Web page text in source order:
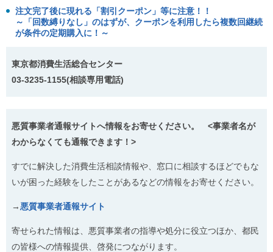
注文完了後に現れる「割引クーポン」等に注意！！
～「回数縛りなし」のはずが、クーポンを利用したら複数回継続
が条件の定期購入に！～
東京都消費生活総合センター
03-3235-1155(相談専用電話)
悪質事業者通報サイトへ情報をお寄せください。 <事業者名が
わからなくても通報できます！>
すでに解決した消費生活相談情報や、窓口に相談するほどでもな
いが困った経験をしたことがあるなどの情報をお寄せください。
→ 悪質事業者通報サイト
寄せられた情報は、悪質事業者の指導や処分に役立つほか、都民
の皆様への情報提供、啓発につながります。